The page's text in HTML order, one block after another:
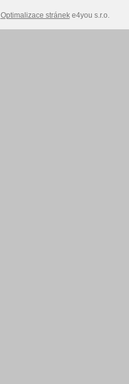
Optimalizace stráneke4you s.r.o.